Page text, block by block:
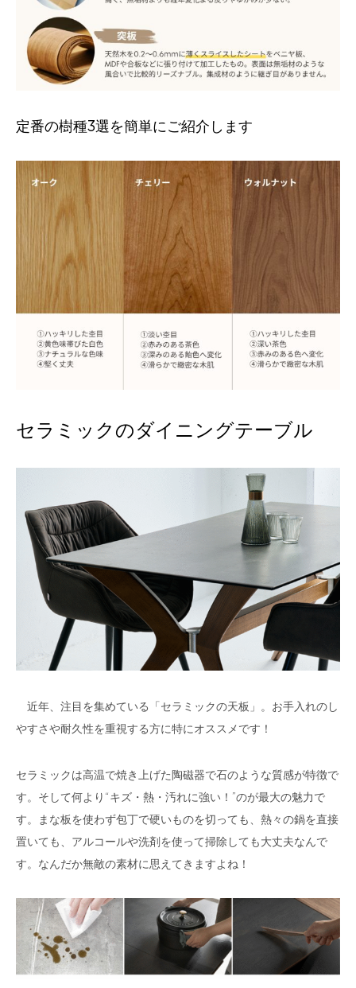
定番の樹種3選を簡単にご紹介します
セラミックのダイニングテーブル
近年、注目を集めている「セラミックの天板」。お手入れのし
やすさや耐久性を重視する方に特にオススメです！
セラミックは高温で焼き上げた陶磁器で石のような質感が特徴で
す。そして何より“キズ・熱・汚れに強い！”のが最大の魅力で
す。まな板を使わず包丁で硬いものを切っても、熱々の鍋を直接
置いても、アルコールや洗剤を使って掃除しても大丈夫なんで
す。なんだか無敵の素材に思えてきますよね！